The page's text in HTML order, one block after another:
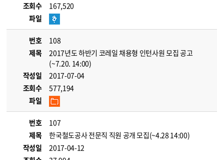
조회수
167,520
파일
번호
108
제목
2017년도 하반기 코레일 채용형 인턴사원 모집 공고
(~7.20. 14:00)
작성일
2017-07-04
조회수
577,194
파일
번호
107
제목
한국철도공사 전문직 직원 공개 모집(~4.28 14:00)
작성일
2017-04-12